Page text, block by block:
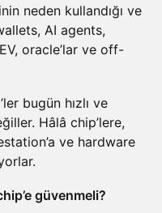
neden kullandığı ve
AI agents,
oracle’lar ve off-
bugün hızlı ve
Hâlâ chip’lere,
ve hardware
güvenmeli?